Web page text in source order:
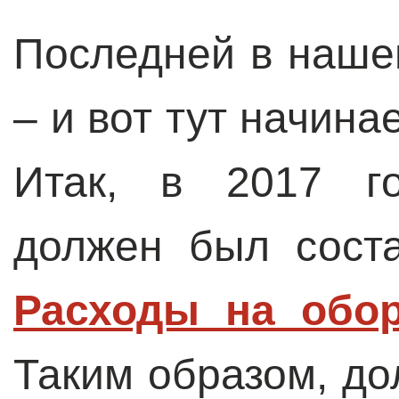
Последней в
– и вот тут
Итак, в 2017
должен был
Расходы на
Таким образом,